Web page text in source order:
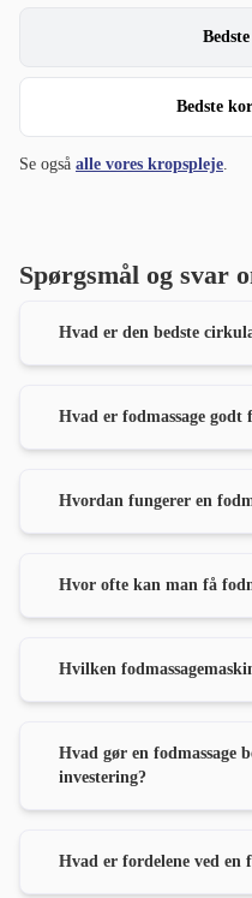
Bedste
Se også alle vores kropspleje.
Spørgsmål og svar
Hvad er den bedste
Hvad er fodmassage godt
Hvordan fungerer en
Hvor ofte kan man få
Hvilken
Hvad gør en fodmassage
investering?
Hvad er fordelene ved en